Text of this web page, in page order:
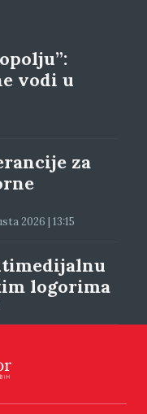
vodi u
za
2026 | 13:15
logorima